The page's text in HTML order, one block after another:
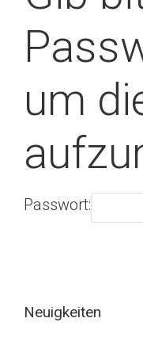
um
Passwort:
Neuigkeiten